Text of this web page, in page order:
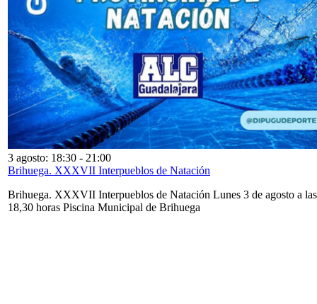
3 agosto: 18:30 - 21:00
Brihuega. XXXVII Interpueblos de Natación
Brihuega. XXXVII Interpueblos de Natación Lunes 3 de agosto a las
18,30 horas Piscina Municipal de Brihuega